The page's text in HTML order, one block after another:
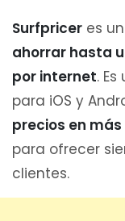
Surfpricer es
ahorrar hasta
por internet.
para iOS y
precios en
para ofrecer
clientes.